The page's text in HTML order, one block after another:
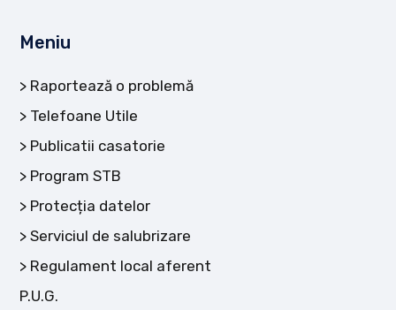
Meniu
Raportează o problemă
Telefoane Utile
Publicatii casatorie
Program STB
Protecția datelor
Serviciul de salubrizare
Regulament local aferent
P.U.G.